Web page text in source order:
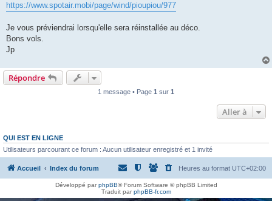
https://www.spotair.mobi/page/wind/pioupiou/977
Je vous préviendrai lorsqu'elle sera réinstallée au déco.
Bons vols.
Jp
Répondre
1 message • Page 1 sur 1
Aller à
QUI EST EN LIGNE
Utilisateurs parcourant ce forum : Aucun utilisateur enregistré et 1 invité
Accueil Index du forum Heures au format UTC+02:00
Développé parphpBB® Forum Software © phpBB Limited
Traduit parphpBB-fr.com